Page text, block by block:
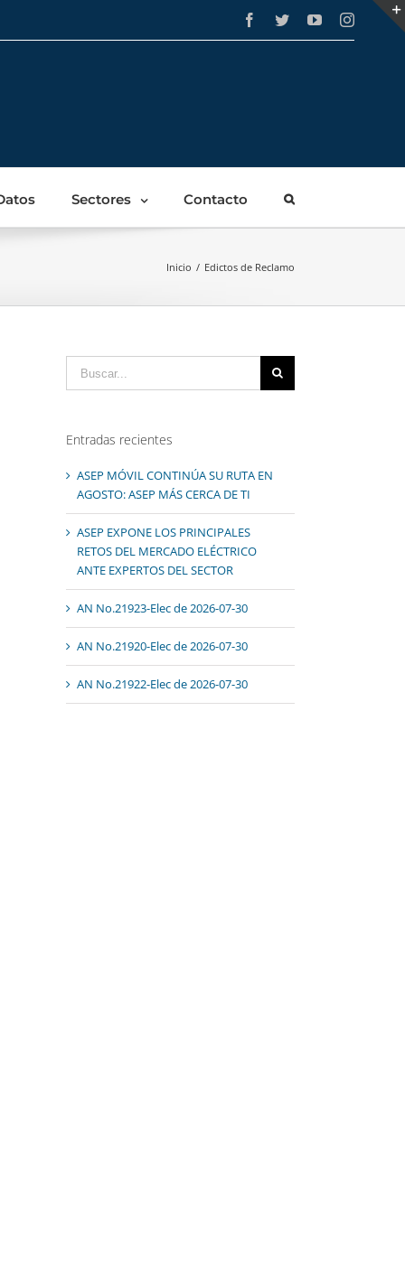
Facebook
TwitterYouTube
Sectores Contacto
Inicio / Edictos de Reclamo
Entradas recientes
ASEP MÓVIL CONTINÚA SU RUTA EN
AGOSTO: ASEP MÁS CERCA DE TI
ASEP EXPONE LOS PRINCIPALES
RETOS DEL MERCADO ELÉCTRICO
ANTE EXPERTOS DEL SECTOR
AN No.21923-Elec de 2026-07-30
AN No.21920-Elec de 2026-07-30
AN No.21922-Elec de 2026-07-30